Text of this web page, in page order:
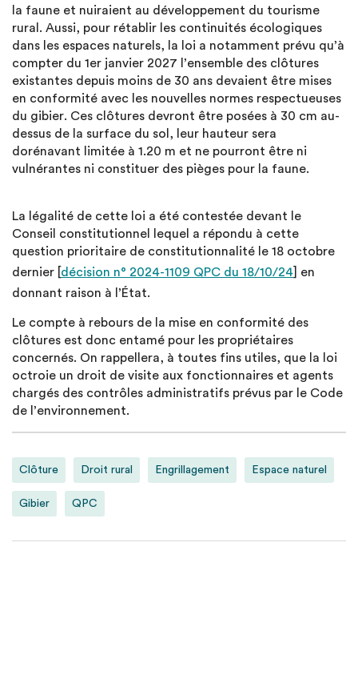
la faune et nuiraient au développement du tourisme
rural. Aussi, pour rétablir les continuités écologiques
dans les espaces naturels, la loi a notamment prévu qu’à
compter du 1er janvier 2027 l’ensemble des clôtures
existantes depuis moins de 30 ans devaient être mises
en conformité avec les nouvelles normes respectueuses
du gibier. Ces clôtures devront être posées à 30 cm au-
dessus de la surface du sol, leur hauteur sera
dorénavant limitée à 1.20 m et ne pourront être ni
vulnérantes ni constituer des pièges pour la faune.
La légalité de cette loi a été contestée devant le
Conseil constitutionnel lequel a répondu à cette
question prioritaire de constitutionnalité le 18 octobre
dernier [ décision n° 2024-1109 QPC du 18/10/24 ] en
donnant raison à l’État.
Le compte à rebours de la mise en conformité des
clôtures est donc entamé pour les propriétaires
concernés. On rappellera, à toutes fins utiles, que la loi
octroie un droit de visite aux fonctionnaires et agents
chargés des contrôles administratifs prévus par le Code
de l’environnement.
Clôture Droit rural Engrillagement Espace naturel
Gibier QPC